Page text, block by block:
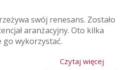
swój renesans. Zostało
aranżacyjny. Oto kilka
go wykorzystać.
Czytaj więcej